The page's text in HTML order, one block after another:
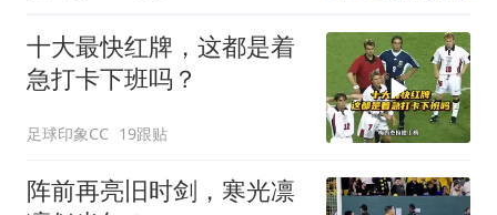
十大最快红牌，这都是着
急打卡下班吗？
足球印象CC 19跟贴
阵前再亮旧时剑，寒光凛